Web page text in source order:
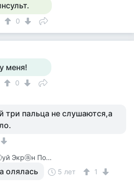
0
меня!
0
три пальца не слушаются,а
ヅ♚✵ ♛ ✵♚ Цеⓛуй Экрⓐн Покⓐ On-Line♚✵ ♛✵ ♚
олялась 5 лет 1